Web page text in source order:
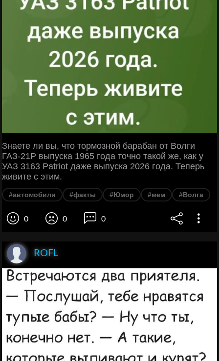
Знаете ли вы, что тормозной барабан от Волги
ГАЗ-21Р выпуска 1965 года точно такой же, как у
УАЗ 3163 Patriot даже выпуска 2026 года. Теперь
живите с этим.
#автомобили #факты #Юмор #мем #Волга
0 0 0
ROFL